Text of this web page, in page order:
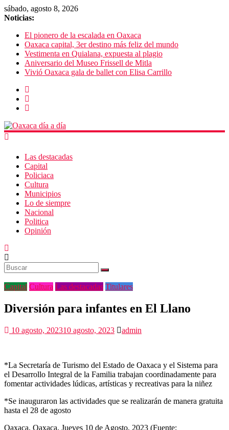
sábado, agosto 8, 2026
Noticias:
El pionero de la escalada en Oaxaca
Oaxaca capital, 3er destino más feliz del mundo
Vestimenta en Quialana, expuesta al plagio
Aniversario del Museo Frissell de Mitla
Vivió Oaxaca gala de ballet con Elisa Carrillo
Las destacadas
Capital
Policiaca
Cultura
Municipios
Lo de siempre
Nacional
Politica
Opinión
Capital Cultura Las destacadas Titulares
Diversión para infantes en El Llano
10 agosto, 202310 agosto, 2023 admin
*La Secretaría de Turismo del Estado de Oaxaca y el Sistema para
el Desarrollo Integral de la Familia trabajan coordinadamente para
fomentar actividades lúdicas, artísticas y recreativas para la niñez
*Se inauguraron las actividades que se realizarán de manera gratuita
hasta el 28 de agosto
Oaxaca, Oaxaca, Jueves 10 de Agosto, 2023 (Fuente: